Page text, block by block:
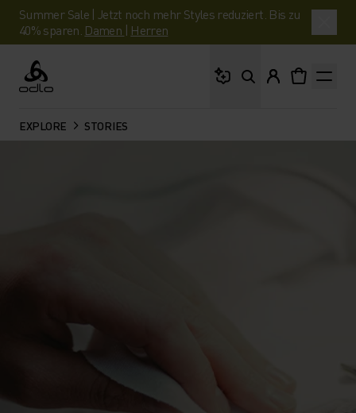
Summer Sale | Jetzt noch mehr Styles reduziert. Bis zu
40% sparen. Damen | Herren
Odlo
EXPLORE STORIES